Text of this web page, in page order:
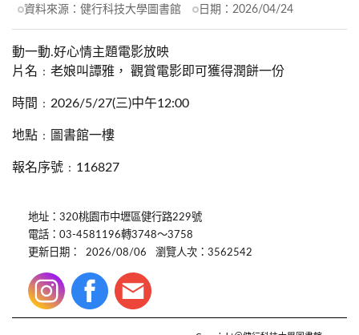
資料來源： 健行科技大學圖書館 日期： 2026/04/24
動一動.好心情主題電影放映
片名﹕老娘叫譚雅， 觀賞電影即可獲得潤餅一份
時間﹕2026/5/27(三)中午12:00
地點﹕圖書館一樓
報名序號﹕116827
地址：320桃園市中壢區健行路229號
電話：03-4581196轉3748～3758
更新日期：
2026/08/06 瀏覽人次：3562542